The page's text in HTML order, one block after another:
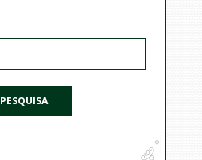
PESQUISA